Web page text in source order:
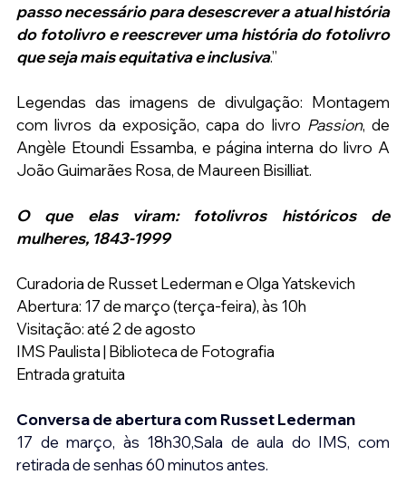
passo necessário para desescrever a atual história
do fotolivro e reescrever uma história do fotolivro
que seja mais equitativa e inclusiva.”
Legendas das imagens de divulgação: Montagem
com livros da exposição, capa do livro Passion, de
Angèle Etoundi Essamba, e página interna do livro A
João Guimarães Rosa, de Maureen Bisilliat.
O que elas viram: fotolivros históricos de
mulheres, 1843-1999
Curadoria de Russet Lederman e Olga Yatskevich
Abertura: 17 de março (terça-feira), às 10h
Visitação: até 2 de agosto
IMS Paulista | Biblioteca de Fotografia
Entrada gratuita
Conversa de abertura com Russet Lederman
17 de março, às 18h30,Sala de aula do IMS, com
retirada de senhas 60 minutos antes.